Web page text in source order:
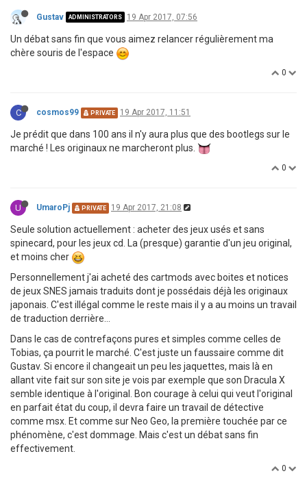
Gustav ADMINISTRATORS 19 Apr 2017, 07:56
Un débat sans fin que vous aimez relancer régulièrement ma
chère souris de l'espace
0
C cosmos99 PRIVATE 19 Apr 2017, 11:51
Je prédit que dans 100 ans il n'y aura plus que des bootlegs sur le
marché ! Les originaux ne marcheront plus.
0
U UmaroPj PRIVATE 19 Apr 2017, 21:08
Seule solution actuellement : acheter des jeux usés et sans
spinecard, pour les jeux cd. La (presque) garantie d'un jeu original,
et moins cher
Personnellement j'ai acheté des cartmods avec boites et notices
de jeux SNES jamais traduits dont je possédais déjà les originaux
japonais. C'est illégal comme le reste mais il y a au moins un travail
de traduction derrière...
Dans le cas de contrefaçons pures et simples comme celles de
Tobias, ça pourrit le marché. C'est juste un faussaire comme dit
Gustav. Si encore il changeait un peu les jaquettes, mais là en
allant vite fait sur son site je vois par exemple que son Dracula X
semble identique à l'original. Bon courage à celui qui veut l'original
en parfait état du coup, il devra faire un travail de détective
comme msx. Et comme sur Neo Geo, la première touchée par ce
phénomène, c'est dommage. Mais c'est un débat sans fin
effectivement.
0